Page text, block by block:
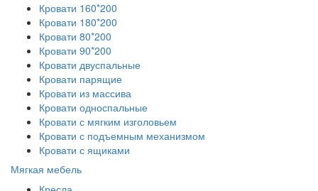
Кровати 160*200
Кровати 180*200
Кровати 80*200
Кровати 90*200
Кровати двуспальные
Кровати парящие
Кровати из массива
Кровати односпальные
Кровати с мягким изголовьем
Кровати с подъемным механизмом
Кровати с ящиками
Мягкая мебель